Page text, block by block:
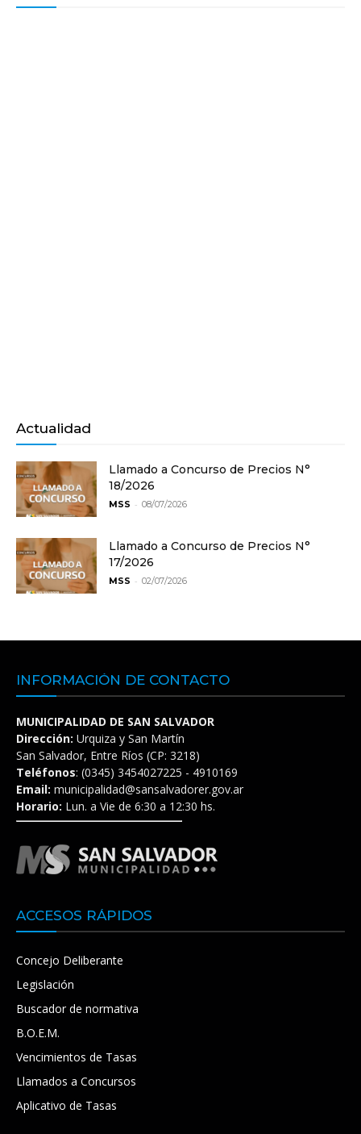
Actualidad
Llamado a Concurso de Precios N°
18/2026
MSS - 08/07/2026
Llamado a Concurso de Precios N°
17/2026
MSS - 02/07/2026
INFORMACIÓN DE CONTACTO
MUNICIPALIDAD DE SAN SALVADOR
Dirección: Urquiza y San Martín
San Salvador, Entre Ríos (CP: 3218)
Teléfonos: (0345) 3454027225 - 4910169
Email: municipalidad@sansalvadorer.gov.ar
Horario: Lun. a Vie de 6:30 a 12:30 hs.
ACCESOS RÁPIDOS
Concejo Deliberante
Legislación
Buscador de normativa
B.O.E.M.
Vencimientos de Tasas
Llamados a Concursos
Aplicativo de Tasas